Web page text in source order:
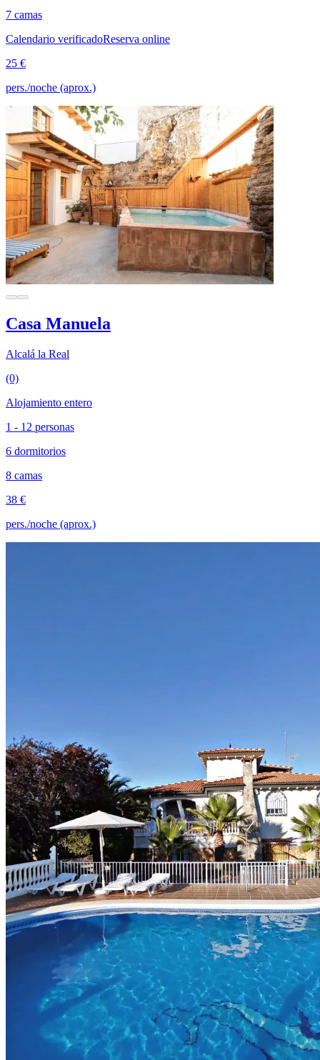
7 camas
Calendario verificadoReserva online
25 €
pers./noche (aprox.)
Casa Manuela
Alcalá la Real
(0)
Alojamiento entero
1 - 12 personas
6 dormitorios
8 camas
38 €
pers./noche (aprox.)